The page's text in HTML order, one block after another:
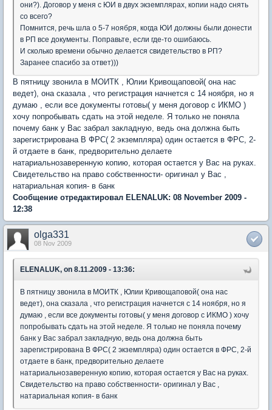
они?). Договор у меня с ЮИ в двух экземплярах, копии надо снять
со всего?
Помнится, речь шла о 5-7 ноября, когда ЮИ должны были донести
в РП все документы. Поправьте, если где-то ошибаюсь.
И сколько времени обычно делается свидетельство в РП?
Заранее спасибо за ответ)))
В пятницу звонила в МОИТК , Юлии Кривощаповой( она нас
ведет), она сказала , что регистрация начнется с 14 ноября, но я
думаю , если все документы готовы( у меня договор с ИКМО )
хочу попробывать сдать на этой неделе. Я только не поняла
почему банк у Вас забрал закладную, ведь она должна быть
зарегистрирована В ФРС( 2 экземпляра) один остается в ФРС, 2-
й отдаете в банк, предворительно делаете
натариальнозаверенную копию, которая остается у Вас на руках.
Свидетельство на право собственности- оригинал у Вас ,
натариальная копия- в банк
Сообщение отредактировал ELENALUK: 08 November 2009 -
12:38
olga331
08 Nov 2009
ELENALUK, on 8.11.2009 - 13:36:
В пятницу звонила в МОИТК , Юлии Кривощаповой( она нас
ведет), она сказала , что регистрация начнется с 14 ноября, но я
думаю , если все документы готовы( у меня договор с ИКМО ) хочу
попробывать сдать на этой неделе. Я только не поняла почему
банк у Вас забрал закладную, ведь она должна быть
зарегистрирована В ФРС( 2 экземпляра) один остается в ФРС, 2-й
отдаете в банк, предворительно делаете
натариальнозаверенную копию, которая остается у Вас на руках.
Свидетельство на право собственности- оригинал у Вас ,
натариальная копия- в банк